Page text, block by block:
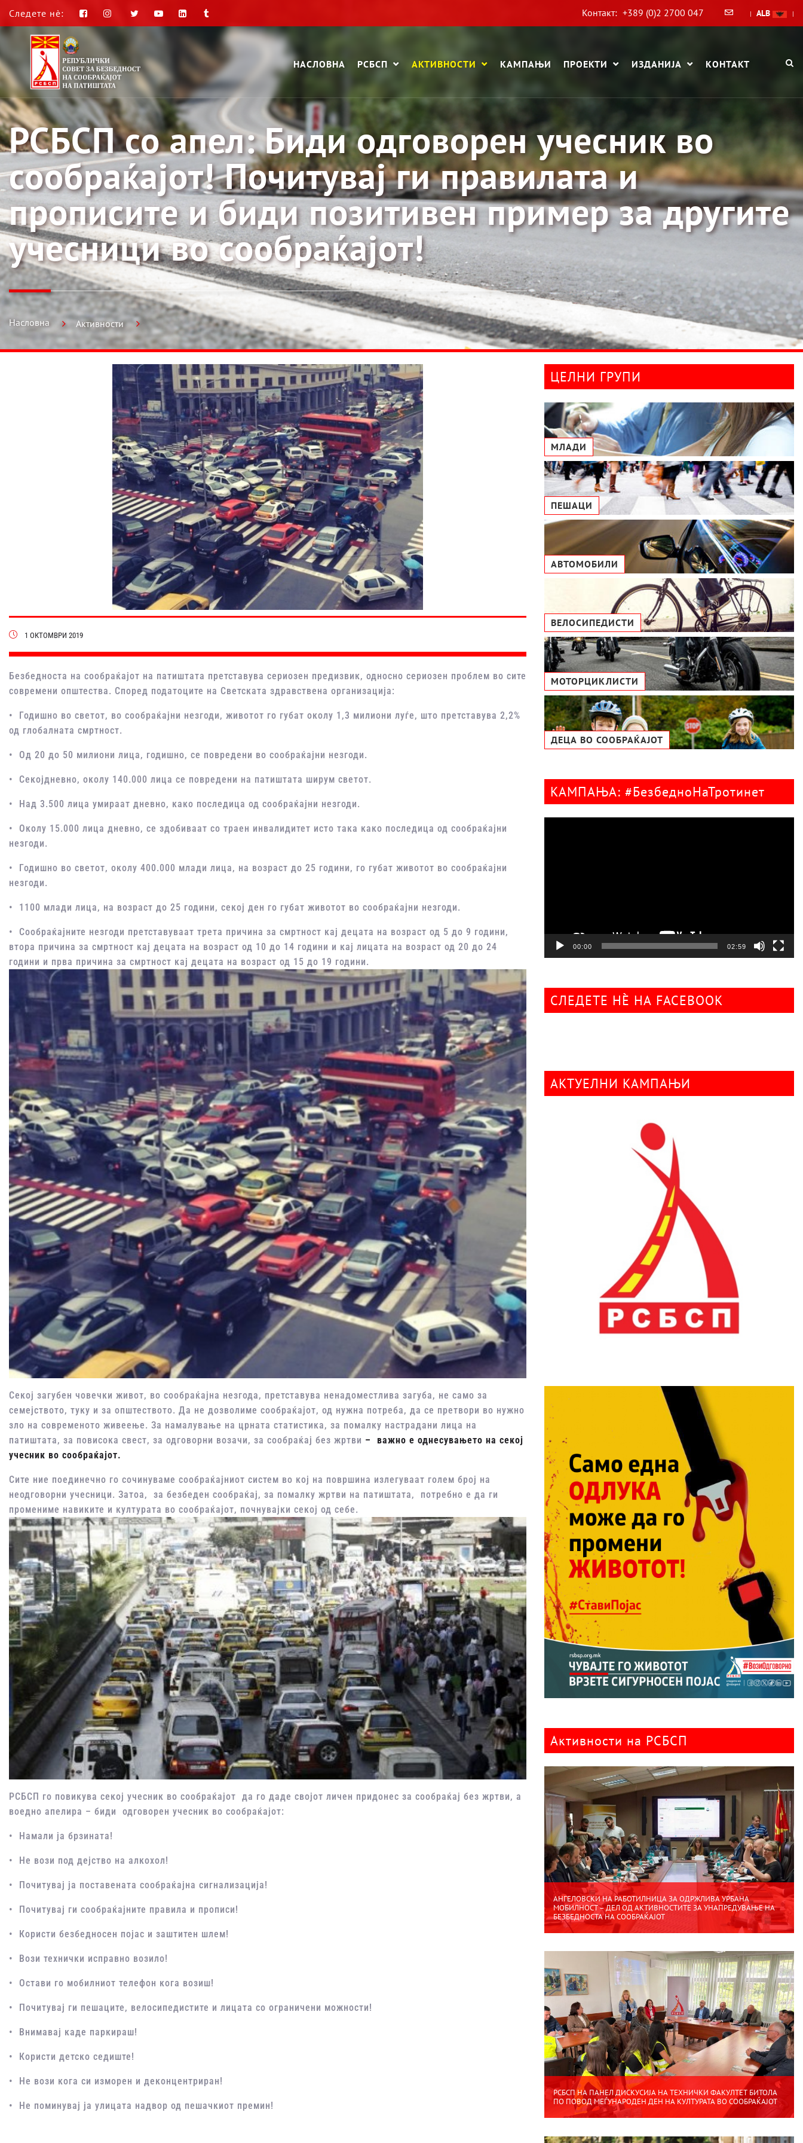
Следете нè: Контакт: +389 (0)2 2700 047 | ALB |
НАСЛОВНА РСБСП АКТИВНОСТИ КАМПАЊИ ПРОЕКТИ ИЗДАНИЈА КОНТАКТ
РСБСП со апел: Биди одговорен учесник во
сообраќајот! Почитувај ги правилата и
прописите и биди позитивен пример за другите
учесници во сообраќајот!
Насловна Активности
1 ОКТОМВРИ 2019
Безбедноста на сообраќајот на патиштата претставува сериозен предизвик, односно сериозен проблем во сите
современи општества. Според податоците на Светската здравствена организација:
• Годишно во светот, во сообраќајни незгоди, животот го губат околу 1,3 милиони луѓе, што претставува 2,2%
од глобалната смртност.
• Од 20 до 50 милиони лица, годишно, се повредени во сообраќајни незгоди.
• Секојдневно, околу 140.000 лица се повредени на патиштата ширум светот.
• Над 3.500 лица умираат дневно, како последица од сообраќајни незгоди.
• Околу 15.000 лица дневно, се здобиваат со траен инвалидитет исто така како последица од сообраќајни
незгоди.
• Годишно во светот, околу 400.000 млади лица, на возраст до 25 години, го губат животот во сообраќајни
незгоди.
• 1100 млади лица, на возраст до 25 години, секој ден го губат животот во сообраќајни незгоди.
• Сообраќајните незгоди претставуваат трета причина за смртност кај децата на возраст од 5 до 9 години,
втора причина за смртност кај децата на возраст од 10 до 14 години и кај лицата на возраст од 20 до 24
години и прва причина за смртност кај децата на возраст од 15 до 19 години.
Секој загубен човечки живот, во сообраќајна незгода, претставува ненадоместлива загуба, не само за
семејството, туку и за општеството. Да не дозволиме сообраќајот, од нужна потреба, да се претвори во нужно
зло на современото живеење. За намалување на црната статистика, за помалку настрадани лица на
патиштата, за повисока свест, за одговорни возачи, за сообраќај без жртви – важно е однесувањето на секој
учесник во сообраќајот.
Сите ние поединечно го сочинуваме сообраќајниот систем во кој на површина излегуваат голем број на
неодговорни учесници. Затоа, за безбеден сообраќај, за помалку жртви на патиштата, потребно е да ги
промениме навиките и културата во сообраќајот, почнувајки секој од себе.
РСБСП го повикува секој учесник во сообраќајот да го даде својот личен придонес за сообраќај без жртви, а
воедно апелира – биди одговорен учесник во сообраќајот:
• Намали ја брзината!
• Не вози под дејство на алкохол!
• Почитувај ја поставената сообраќајна сигнализација!
• Почитувај ги сообраќајните правила и прописи!
• Користи безбедносен појас и заштитен шлем!
• Вози технички исправно возило!
• Остави го мобилниот телефон кога возиш!
• Почитувај ги пешаците, велосипедистите и лицата со ограничени можности!
• Внимавај каде паркираш!
• Користи детско седиште!
• Не вози кога си изморен и деконцентриран!
• Не поминувај ја улицата надвор од пешачкиот премин!
ЦЕЛНИ ГРУПИ
МЛАДИ
ПЕШАЦИ
АВТОМОБИЛИ
ВЕЛОСИПЕДИСТИ
МОТОРЦИКЛИСТИ
ДЕЦА ВО СООБРАЌАЈОТ
КАМПАЊА: #БезбедноНаТротинет
00:00 02:59
СЛЕДЕТЕ НÈ НА FACEBOOK
АКТУЕЛНИ КАМПАЊИ
Активности на РСБСП
АНГЕЛОВСКИ НА РАБОТИЛНИЦА ЗА ОДРЖЛИВА УРБАНА
МОБИЛНОСТ – ДЕЛ ОД АКТИВНОСТИТЕ ЗА УНАПРЕДУВАЊЕ НА
БЕЗБЕДНОСТА НА СООБРАЌАЈОТ
РСБСП НА ПАНЕЛ ДИСКУСИЈА НА ТЕХНИЧКИ ФАКУЛТЕТ БИТОЛА
ПО ПОВОД МЕЃУНАРОДЕН ДЕН НА КУЛТУРАТА ВО СООБРАЌАЈОТ